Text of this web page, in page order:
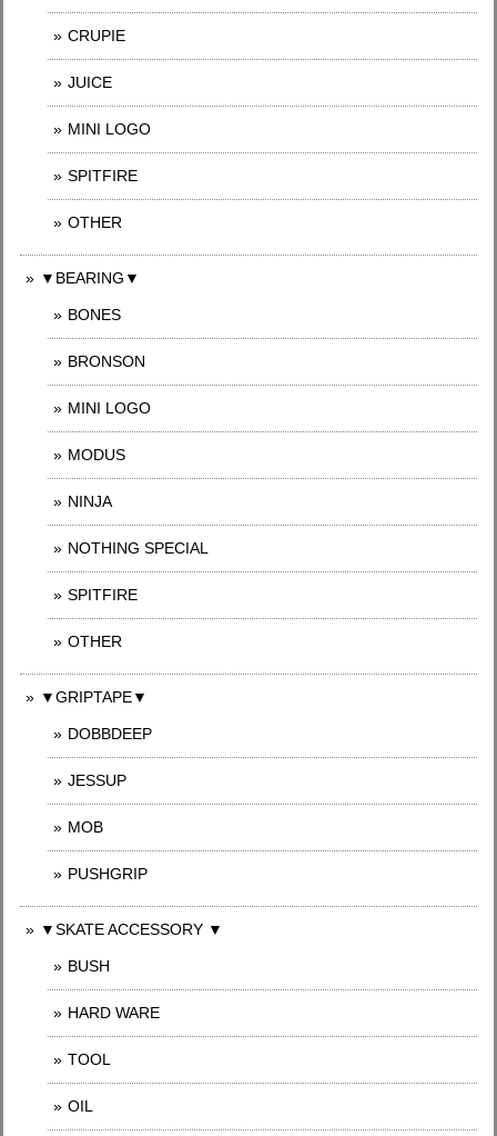
CRUPIE
JUICE
MINI LOGO
SPITFIRE
OTHER
▼BEARING▼
BONES
BRONSON
MINI LOGO
MODUS
NINJA
NOTHING SPECIAL
SPITFIRE
OTHER
▼GRIPTAPE▼
DOBBDEEP
JESSUP
MOB
PUSHGRIP
▼SKATE ACCESSORY ▼
BUSH
HARD WARE
TOOL
OIL